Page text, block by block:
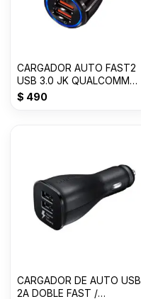
CARGADOR AUTO FAST2
USB 3.0 JK QUALCOMM
CHIP 12/24 VLTS 3.1
$ 490
CARGADOR DE AUTO USB
2A DOBLE FAST /